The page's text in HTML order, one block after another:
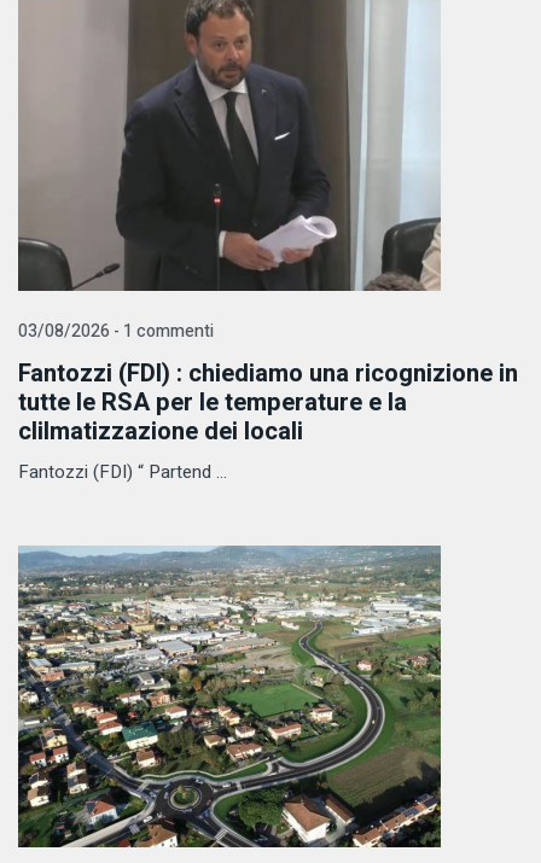
03/08/2026 - 1 commenti
Fantozzi (FDI) : chiediamo una ricognizione in
tutte le RSA per le temperature e la
clilmatizzazione dei locali
Fantozzi (FDI) “ Partend ...